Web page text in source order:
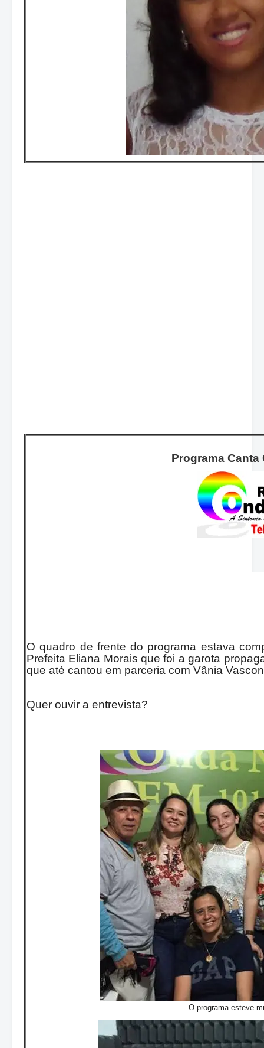
Programa
O quadro de frente do programa estava
Prefeita Eliana Morais que foi a garota
que até cantou em parceria com Vânia
Quer ouvir a entrevista?
O programa esteve